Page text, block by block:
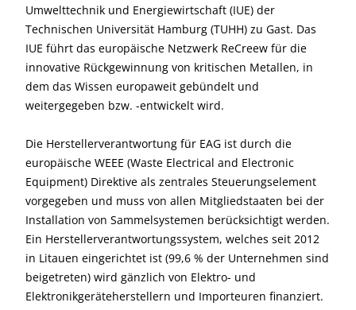
Umwelttechnik und Energiewirtschaft (IUE) der
Technischen Universität Hamburg (TUHH) zu Gast. Das
IUE führt das europäische Netzwerk ReCreew für die
innovative Rückgewinnung von kritischen Metallen, in
dem das Wissen europaweit gebündelt und
weitergegeben bzw. -entwickelt wird.
Die Herstellerverantwortung für EAG ist durch die
europäische WEEE (Waste Electrical and Electronic
Equipment) Direktive als zentrales Steuerungselement
vorgegeben und muss von allen Mitgliedstaaten bei der
Installation von Sammelsystemen berücksichtigt werden.
Ein Herstellerverantwortungssystem, welches seit 2012
in Litauen eingerichtet ist (99,6 % der Unternehmen sind
beigetreten) wird gänzlich von Elektro- und
Elektronikgeräteherstellern und Importeuren finanziert.